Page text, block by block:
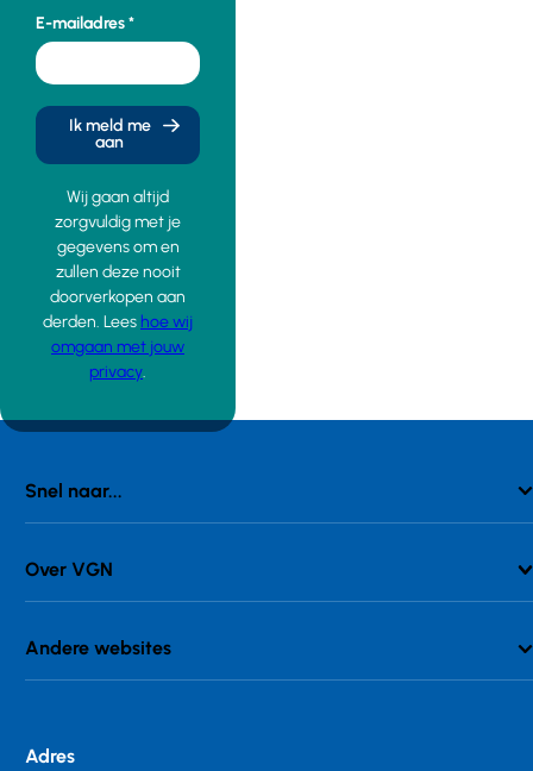
E-mailadres
Ik meld me
aan
Wij gaan altijd
zorgvuldig met je
gegevens om en
zullen deze nooit
doorverkopen aan
derden. Lees hoe wij
omgaan met jouw
privacy.
Snel naar...
Over VGN
Andere websites
Adres